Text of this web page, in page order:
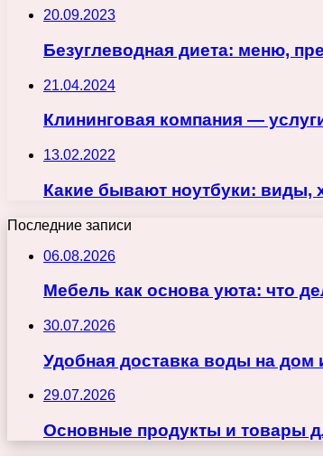
20.09.2023
Безуглеводная диета: меню,
21.04.2024
Клининговая компания —
13.02.2022
Какие бывают ноутбуки: виды,
Последние записи
06.08.2026
Мебель как основа уюта: что
30.07.2026
Удобная доставка воды на
29.07.2026
Основные продукты и товары